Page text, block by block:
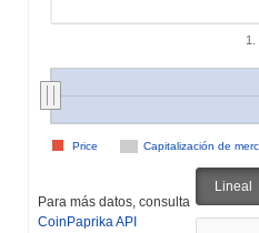
1.
Capitalización de
Price
Para más datos, consulta
CoinPaprika API
Lineal